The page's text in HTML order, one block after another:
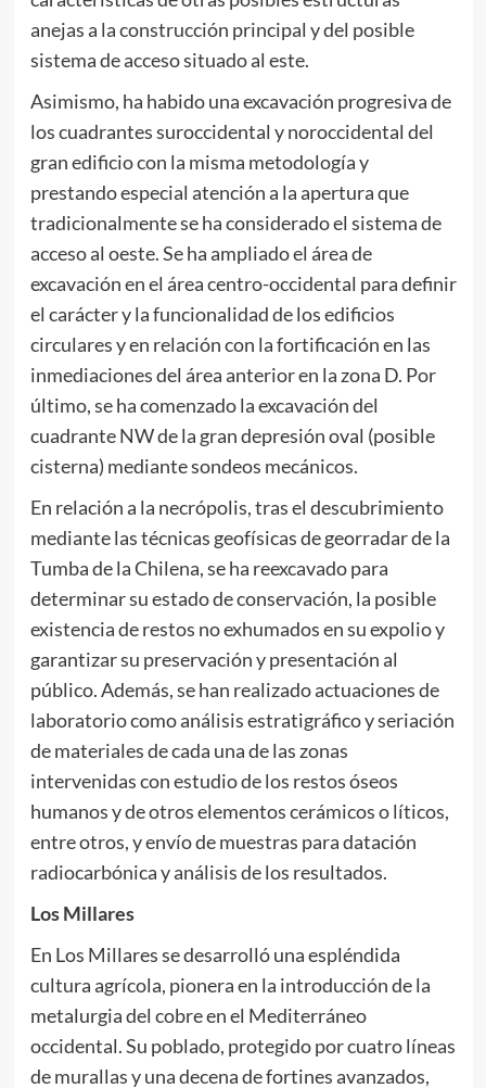
anejas a la construcción principal y del posible
sistema de acceso situado al este.
Asimismo, ha habido una excavación progresiva de
los cuadrantes suroccidental y noroccidental del
gran edificio con la misma metodología y
prestando especial atención a la apertura que
tradicionalmente se ha considerado el sistema de
acceso al oeste. Se ha ampliado el área de
excavación en el área centro-occidental para definir
el carácter y la funcionalidad de los edificios
circulares y en relación con la fortificación en las
inmediaciones del área anterior en la zona D. Por
último, se ha comenzado la excavación del
cuadrante NW de la gran depresión oval (posible
cisterna) mediante sondeos mecánicos.
En relación a la necrópolis, tras el descubrimiento
mediante las técnicas geofísicas de georradar de la
Tumba de la Chilena, se ha reexcavado para
determinar su estado de conservación, la posible
existencia de restos no exhumados en su expolio y
garantizar su preservación y presentación al
público. Además, se han realizado actuaciones de
laboratorio como análisis estratigráfico y seriación
de materiales de cada una de las zonas
intervenidas con estudio de los restos óseos
humanos y de otros elementos cerámicos o líticos,
entre otros, y envío de muestras para datación
radiocarbónica y análisis de los resultados.
Los Millares
En Los Millares se desarrolló una espléndida
cultura agrícola, pionera en la introducción de la
metalurgia del cobre en el Mediterráneo
occidental. Su poblado, protegido por cuatro líneas
de murallas y una decena de fortines avanzados,